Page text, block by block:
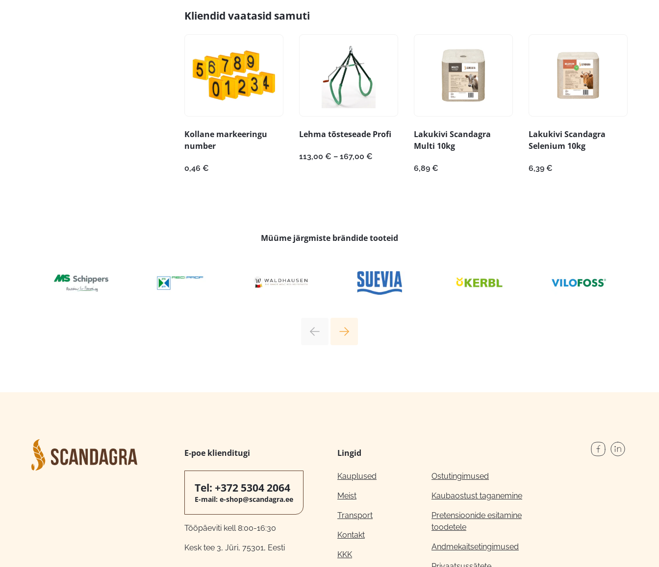
Kliendid vaatasid samuti
Kollane markeeringu
number
0,46 €
Lehma tõsteseade Profi
113,00 € – 167,00 €
Lakukivi Scandagra
Multi 10kg
6,89 €
Lakukivi Scandagra
Selenium 10kg
6,39 €
Müüme järgmiste brändide tooteid
E-poe klienditugi
Tel: +372 5304 2064
E-mail: e-shop@scandagra.ee
Tööpäeviti kell 8:00-16:30
Kesk tee 3, Jüri, 75301, Eesti
Lingid
Kauplused
Meist
Transport
Kontakt
KKK
Ostutingimused
Kaubaostust taganemine
Pretensioonide esitamine
toodetele
Andmekaitsetingimused